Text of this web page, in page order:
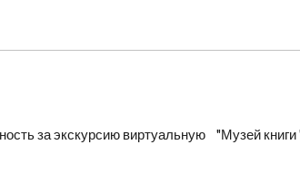
за экскурсию виртуальную "Музей